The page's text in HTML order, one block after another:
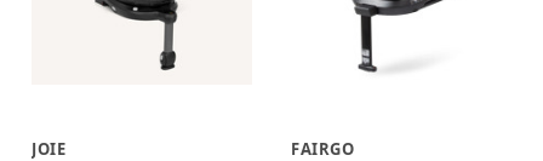
JOIE
FAIRGO